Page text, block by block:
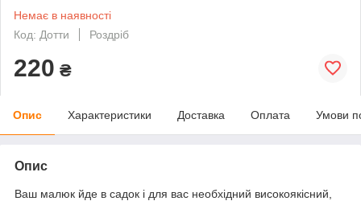
Немає в наявності
Код: Дотти
Роздріб
220 ₴
Опис Характеристики Доставка Оплата Умови
Опис
Ваш малюк йде в садок і для вас необхідний високоякісний,